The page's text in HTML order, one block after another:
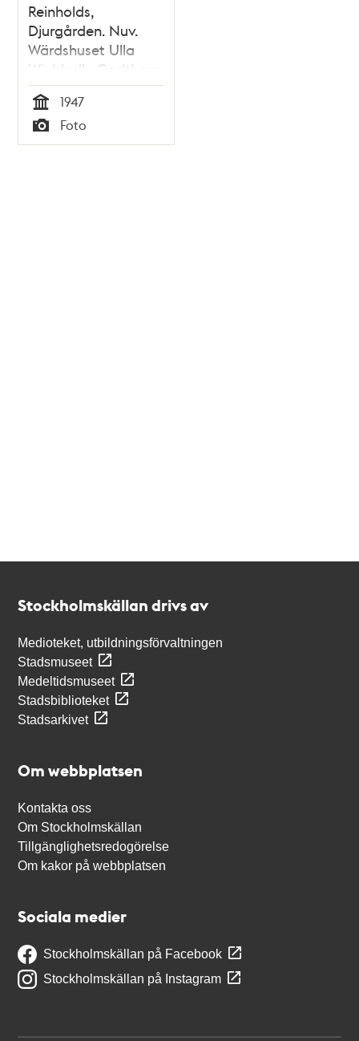
Reinholds,
Djurgården. Nuv.
Wärdshuset Ulla
Winbladh. Godthem
i bakgrunden
Tid
1947
Typ
Foto
Stockholmskällan drivs av
Medioteket, utbildningsförvaltningen
Stadsmuseet
Medeltidsmuseet
Stadsbiblioteket
Stadsarkivet
Om webbplatsen
Kontakta oss
Om Stockholmskällan
Tillgänglighetsredogörelse
Om kakor på webbplatsen
Sociala medier
Stockholmskällan på Facebook
Stockholmskällan på Instagram